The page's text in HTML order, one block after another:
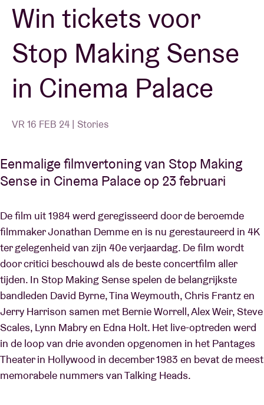
BRDCST
ABtv
Concertcheque
Over AB
Contact
Win tickets voor
Stop Making Sense
in Cinema Palace
VR 16 FEB 24 | Stories
Eenmalige filmvertoning van Stop Making
Sense in Cinema Palace op 23 februari
De film uit 1984 werd geregisseerd door de beroemde
filmmaker Jonathan Demme en is nu gerestaureerd in 4K
ter gelegenheid van zijn 40e verjaardag. De film wordt
door critici beschouwd als de beste concertfilm aller
tijden. In Stop Making Sense spelen de belangrijkste
bandleden David Byrne, Tina Weymouth, Chris Frantz en
Jerry Harrison samen met Bernie Worrell, Alex Weir, Steve
Scales, Lynn Mabry en Edna Holt. Het live-optreden werd
in de loop van drie avonden opgenomen in het Pantages
Theater in Hollywood in december 1983 en bevat de meest
memorabele nummers van Talking Heads.